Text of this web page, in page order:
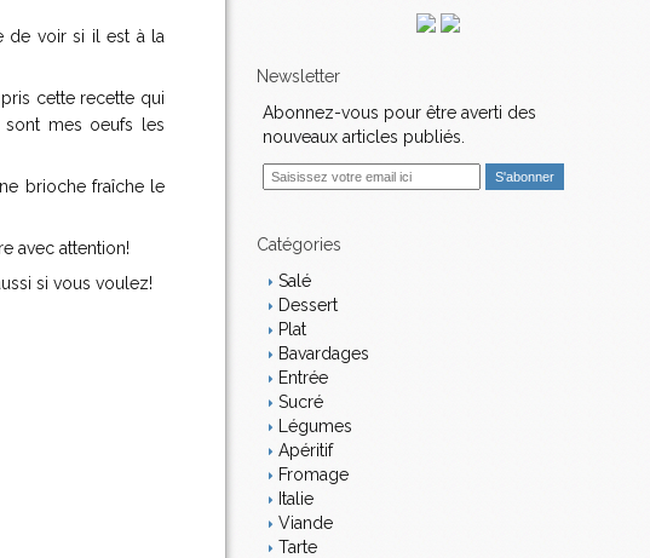
de voir si il est à la
cette recette qui
mes oeufs les
brioche fraîche le
avec attention!
si vous voulez!
Newsletter
Abonnez-vous pour être averti des
nouveaux articles publiés.
i Catégories
Salé
Dessert
Plat
Bavardages
Entrée
Sucré
Légumes
Apéritif
Fromage
Italie
Viande
Tarte